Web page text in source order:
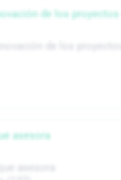
de los
asesora